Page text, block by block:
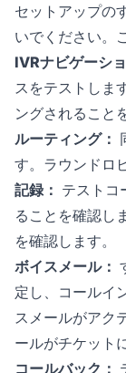
セットアップの
いでください。
IVRナビゲーショ
スをテストしま
ングされること
ルーティング：
す。ラウンドロ
記録： テストコ
ることを確認し
を確認します。
ボイスメール：
定し、コールイ
スメールがアク
ールがチケット
コールバック：